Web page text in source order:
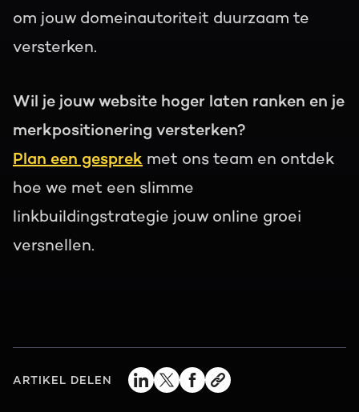
om jouw domeinautoriteit duurzaam te
versterken.
Wil je jouw website hoger laten ranken en je
merkpositionering versterken?
Plan een gesprek met ons team en ontdek
hoe we met een slimme
linkbuildingstrategie jouw online groei
versnellen.
ARTIKEL DELEN